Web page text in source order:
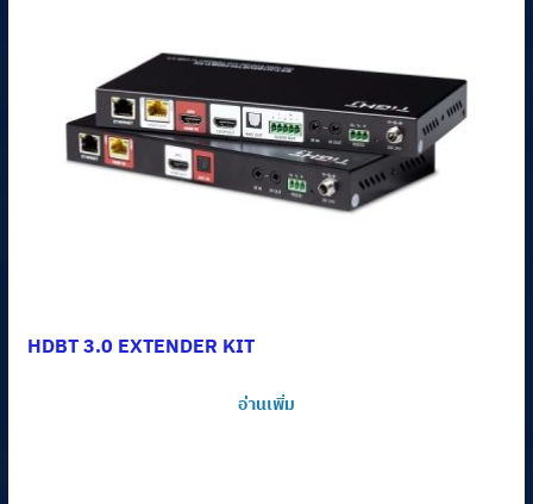
HDBT 3.0 EXTENDER KIT
อ่านเพิ่ม